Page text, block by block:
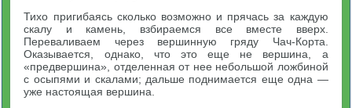
Тихо пригибаясь сколько возможно и прячась за каждую
скалу и камень, взбираемся все вместе вверх.
Переваливаем через вершинную гряду Чач-Корта.
Оказывается, однако, что это еще не вершина, а
«предвершина», отделенная от нее небольшой ложбиной
с осыпями и скалами; дальше поднимается еще одна —
уже настоящая вершина.